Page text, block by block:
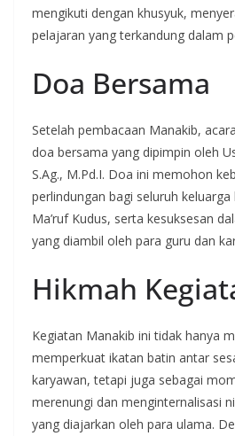
mengikuti dengan khusyuk,
pelajaran yang terkandung dalam
Doa Bersama
Setelah pembacaan Manakib,
doa bersama yang dipimpin oleh
S.Ag., M.Pd.I. Doa ini memohon
perlindungan bagi seluruh keluarga
Ma’ruf Kudus, serta kesuksesan
yang diambil oleh para guru dan
Hikmah
Kegiatan Manakib ini tidak hanya
memperkuat ikatan batin antar
karyawan, tetapi juga sebagai
merenungi dan menginternalisasi
yang diajarkan oleh para ulama.